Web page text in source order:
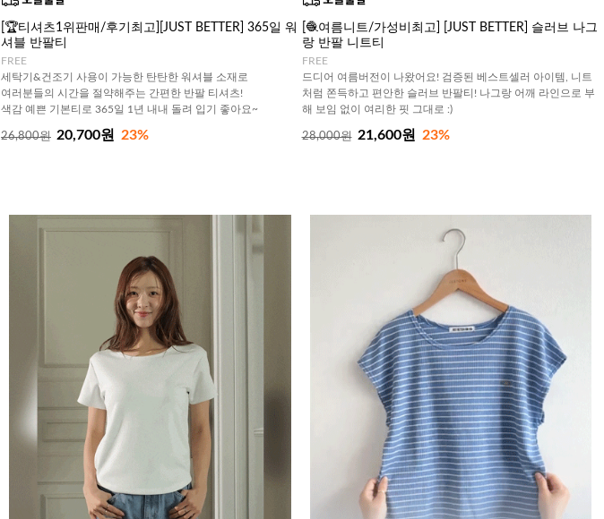
[🏆티셔츠1위판매/후기최고][JUST BETTER] 365일 워
셔블 반팔티
FREE
세탁기&건조기 사용이 가능한 탄탄한 워셔블 소재로
여러분들의 시간을 절약해주는 간편한 반팔 티셔츠!
색감 예쁜 기본티로 365일 1년 내내 돌려 입기 좋아요~
26,800원 20,700원 23%
[🧶여름니트/가성비최고] [JUST BETTER] 슬러브 나그
랑 반팔 니트티
FREE
드디어 여름버전이 나왔어요! 검증된 베스트셀러 아이템, 니트
처럼 쫀득하고 편안한 슬러브 반팔티! 나그랑 어깨 라인으로 부
해 보임 없이 여리한 핏 그대로 :)
28,000원 21,600원 23%